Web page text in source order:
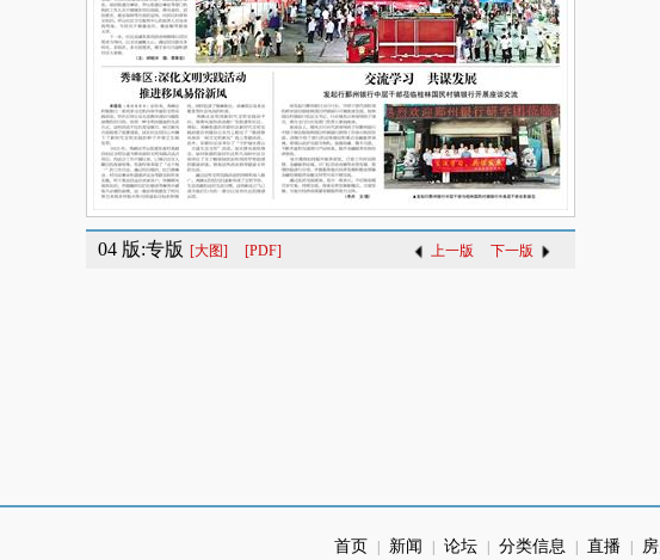
04 版:专版 [大图] [PDF] 上一版 下一版
首页 新闻 论坛 分类信息 直播